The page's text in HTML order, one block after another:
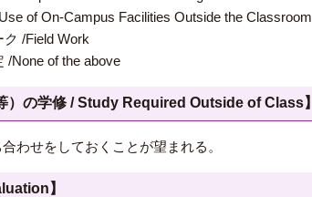
of On-Campus Facilities Outside the Classroom
/Field Work
/None of the above
）の学修 / Study Required Outside of Class】
わせをしておくことが望まれる。
】